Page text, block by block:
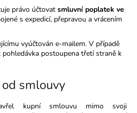
právo účtovat smluvní poplatek ve
s expedicí, přepravou a vrácením
vyúčtován e-mailem. V případě
pohledávka postoupena třetí straně k
smlouvy
kupní smlouvu mimo svoji